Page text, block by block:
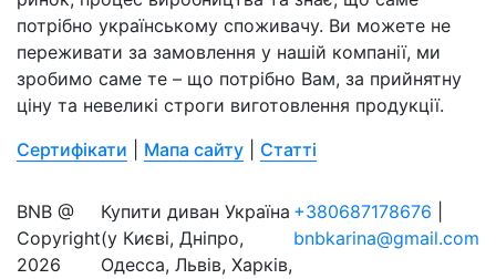
потрібно українському споживачу. Ви можете не
переживати за замовлення у нашій компанії, ми
зробимо саме те – що потрібно Вам, за прийнятну
ціну та невеликі строги виготовлення продукції.
Сертифікати
Мапа сайту Статті
BNB @
Copyright
2026
Купити диван Україна
(у Києві, Дніпро,
Одесса, Львів, Харків,
+380687178676
bnbkarina@gmail.com